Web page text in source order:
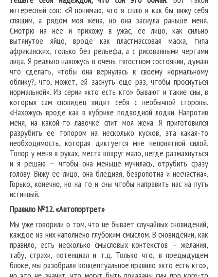
интересный сон: «Я понимаю, что я сплю и как бы вижу себя
спящим, а рядом моя жена, но она заснула раньше меня.
Смотрю на нее и прихожу в ужас, ее лицо, как сильно
вытянутое яйцо, вроде как пластмассовая маска, типа
африканских, только без рельефа, а с рисованными чертами
лица, Я реально нахожусь в очень тягостном состоянии, думаю
что сделать, чтобы она вернулась к своему нормальному
облику?, что, может, ей заснуть еще раз, чтобы проснуться
нормальной». Из серии «кто есть кто» бывают и такие сны, в
которых сам сновидец видит себя с необычной стороны.
«Нахожусь вроде как в кубрике подводной лодки. Напротив
меня, на какой-то лавочке спит моя жена. Я приготовился
разрубить ее топором на несколько кусков, эта какая-то
необходимость, которая диктуется мне непонятной силой.
Топор у меня в руках, места вокруг мало, негде размахнуться
и я решаю — чтобы она меньше мучилась, отрубить сразу
голову. Вижу ее лицо, она бледная, безропотна и несчастна».
Горько, конечно, но на то и сны чтобы направить нас на путь
истинный.
Правило №12. «Автопортрет»
Мы уже говорили о том, что не бывает случайных сновидений,
каждое из них наполнено глубоким смыслом. В сновидении, как
правило, есть несколько смысловых контекстов – желания,
табу, страхи, потенциал и т.д. Только что, в предыдущем
блоке, мы разобрали концептуальное правило «кто есть кто»,